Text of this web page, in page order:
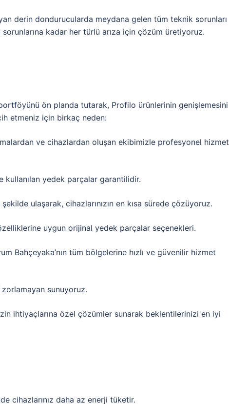
derin dondurucularda meydana gelen tüm teknik sorunları
kadar her türlü arıza için çözüm üretiyoruz.
ön planda tutarak, Profilo ürünlerinin genişlemesini
etmeniz için birkaç neden:
ve cihazlardan oluşan ekibimizle profesyonel hizmet
kullanılan yedek parçalar garantilidir.
şekilde ulaşarak, cihazlarınızın en kısa sürede çözüyoruz.
uygun orijinal yedek parçalar seçenekleri.
Bahçeyaka’nın tüm bölgelerine hızlı ve güvenilir hizmet
sunuyoruz.
ihtiyaçlarına özel çözümler sunarak beklentilerinizi en iyi
cihazlarınız daha az enerji tüketir.